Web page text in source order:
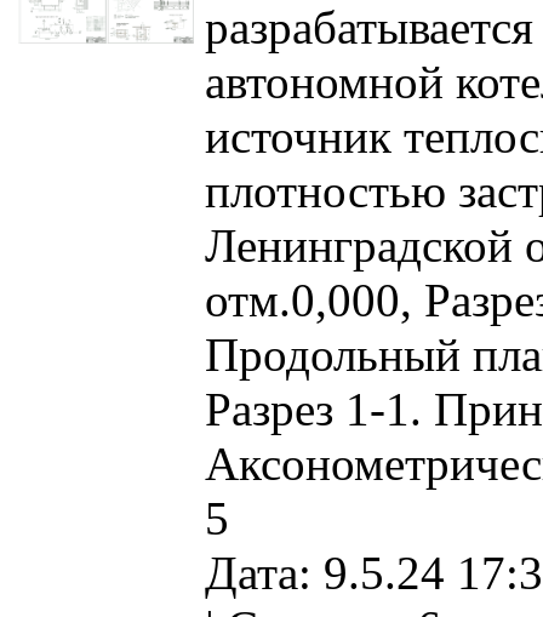
автономной
источник
плотностью
Ленинградской
отм.0,000,
Продольный
Разрез 1-1.
5
Дата: 9.5.24